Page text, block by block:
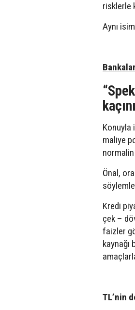
risklerle
Aynı
Konuyla
maliye
Önal,
Kredi
çek –
faizler
TL’nin